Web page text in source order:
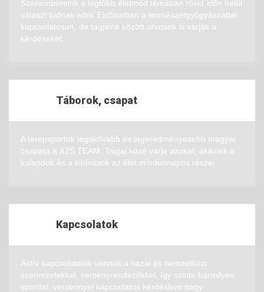
Szakembereink a legtöbb életmód témában rövid időn belül
választ tudnak adni. Elsősorban a természetgyógyászattal
kapcsolatosan, de tagjaink között orvosok is várják a
kérdéseket.
Táborok, csapat
A terepsportok legaktívabb és legeredményesebb magyar
csapata a X2S TEAM. Tagjai közé várja azokat, akiknek a
kalandok és a kihívások az élet mindennapos részei.
Kapcsolatok
Aktív kapcsolataink vannak a hazai és nemzetközi
szervezetekkel, versenyrendezőkkel, így szinte bármilyen
sporttal, versennyel kapcsolatos kérdésben nagy